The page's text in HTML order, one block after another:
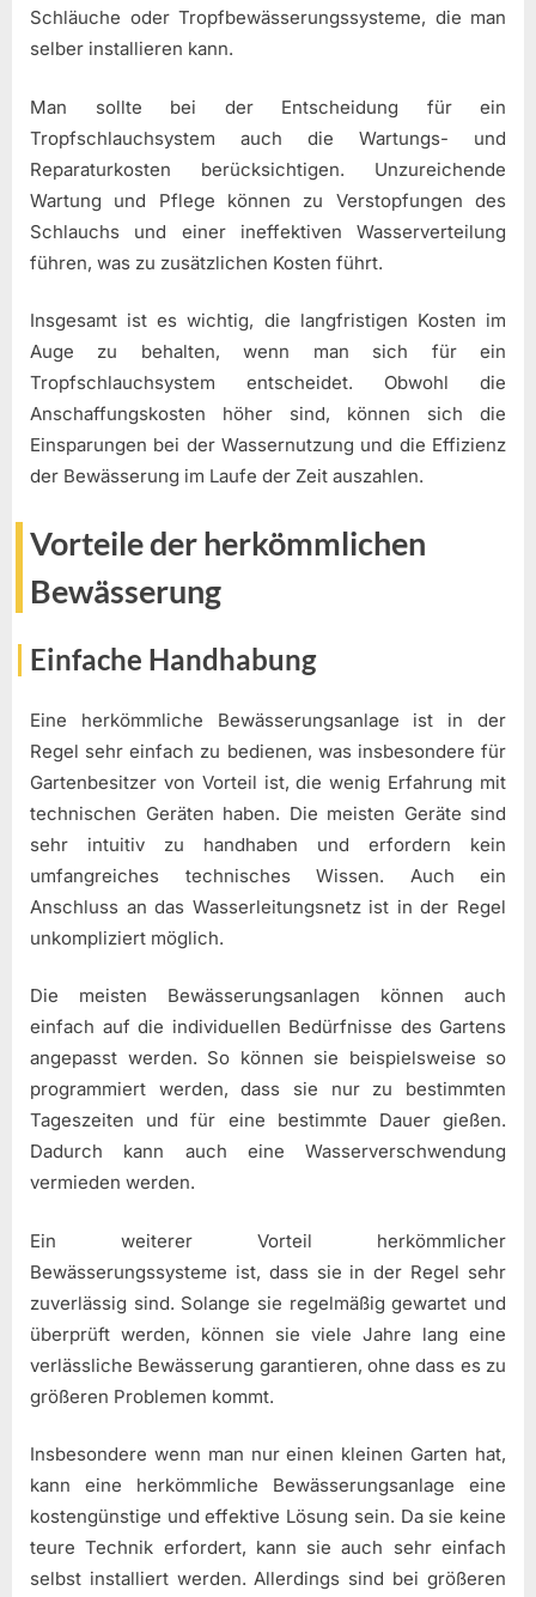
Schläuche oder Tropfbewässerungssysteme, die man
selber installieren kann.
Man sollte bei der Entscheidung für ein
Tropfschlauchsystem auch die Wartungs- und
Reparaturkosten berücksichtigen. Unzureichende
Wartung und Pflege können zu Verstopfungen des
Schlauchs und einer ineffektiven Wasserverteilung
führen, was zu zusätzlichen Kosten führt.
Insgesamt ist es wichtig, die langfristigen Kosten im
Auge zu behalten, wenn man sich für ein
Tropfschlauchsystem entscheidet. Obwohl die
Anschaffungskosten höher sind, können sich die
Einsparungen bei der Wassernutzung und die Effizienz
der Bewässerung im Laufe der Zeit auszahlen.
Vorteile der herkömmlichen
Bewässerung
Einfache Handhabung
Eine herkömmliche Bewässerungsanlage ist in der
Regel sehr einfach zu bedienen, was insbesondere für
Gartenbesitzer von Vorteil ist, die wenig Erfahrung mit
technischen Geräten haben. Die meisten Geräte sind
sehr intuitiv zu handhaben und erfordern kein
umfangreiches technisches Wissen. Auch ein
Anschluss an das Wasserleitungsnetz ist in der Regel
unkompliziert möglich.
Die meisten Bewässerungsanlagen können auch
einfach auf die individuellen Bedürfnisse des Gartens
angepasst werden. So können sie beispielsweise so
programmiert werden, dass sie nur zu bestimmten
Tageszeiten und für eine bestimmte Dauer gießen.
Dadurch kann auch eine Wasserverschwendung
vermieden werden.
Ein weiterer Vorteil herkömmlicher
Bewässerungssysteme ist, dass sie in der Regel sehr
zuverlässig sind. Solange sie regelmäßig gewartet und
überprüft werden, können sie viele Jahre lang eine
verlässliche Bewässerung garantieren, ohne dass es zu
größeren Problemen kommt.
Insbesondere wenn man nur einen kleinen Garten hat,
kann eine herkömmliche Bewässerungsanlage eine
kostengünstige und effektive Lösung sein. Da sie keine
teure Technik erfordert, kann sie auch sehr einfach
selbst installiert werden. Allerdings sind bei größeren